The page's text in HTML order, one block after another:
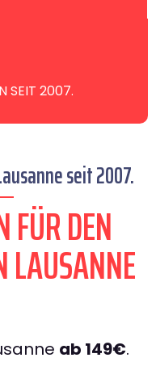
SEIT 2007.
seit 2007.
DEN
LAUSANNE
ab 149€.